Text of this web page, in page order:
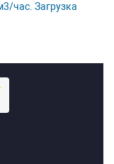
час. Загрузка